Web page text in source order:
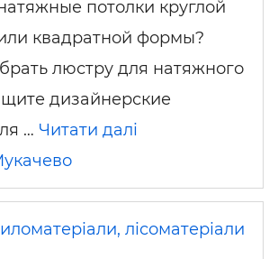
потолки круглой
квадратной формы?
люстру для натяжного
дизайнерские
… Читати далі
лісоматеріали